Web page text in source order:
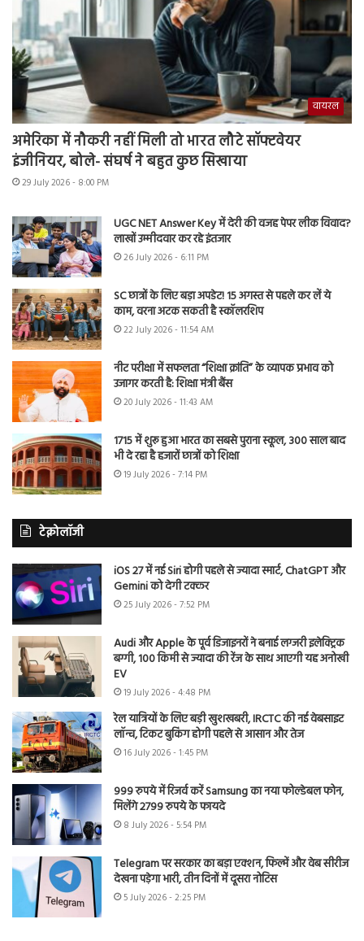
वायरल
अमेरिका में नौकरी नहीं मिली तो भारत लौटे सॉफ्टवेयर
इंजीनियर, बोले- संघर्ष ने बहुत कुछ सिखाया
29 July 2026 - 8:00 PM
UGC NET Answer Key में देरी की वजह पेपर लीक विवाद?
लाखों उम्मीदवार कर रहे इंतजार
26 July 2026 - 6:11 PM
SC छात्रों के लिए बड़ा अपडेट! 15 अगस्त से पहले कर लें ये
काम, वरना अटक सकती है स्कॉलरशिप
22 July 2026 - 11:54 AM
नीट परीक्षा में सफलता “शिक्षा क्रांति” के व्यापक प्रभाव को
उजागर करती है: शिक्षा मंत्री बैंस
20 July 2026 - 11:43 AM
1715 में शुरू हुआ भारत का सबसे पुराना स्कूल, 300 साल बाद
भी दे रहा है हजारों छात्रों को शिक्षा
19 July 2026 - 7:14 PM
टेक्नोलॉजी
iOS 27 में नई Siri होगी पहले से ज्यादा स्मार्ट, ChatGPT और
Gemini को देगी टक्कर
25 July 2026 - 7:52 PM
Audi और Apple के पूर्व डिजाइनरों ने बनाई लग्जरी इलेक्ट्रिक
बग्गी, 100 किमी से ज्यादा की रेंज के साथ आएगी यह अनोखी
EV
19 July 2026 - 4:48 PM
रेल यात्रियों के लिए बड़ी खुशखबरी, IRCTC की नई वेबसाइट
लॉन्च, टिकट बुकिंग होगी पहले से आसान और तेज
16 July 2026 - 1:45 PM
999 रुपये में रिजर्व करें Samsung का नया फोल्डेबल फोन,
मिलेंगे 2799 रुपये के फायदे
8 July 2026 - 5:54 PM
Telegram पर सरकार का बड़ा एक्शन, फिल्में और वेब सीरीज
देखना पड़ेगा भारी, तीन दिनों में दूसरा नोटिस
5 July 2026 - 2:25 PM